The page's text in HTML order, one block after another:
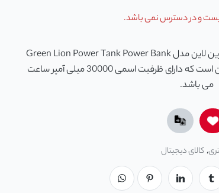
و در دسترس نمی باشد.
باتری پاور بانک 30000 میلی آمپر ساعت گرین لاین مدل Green Lion Power Tank Power Bank
30000mAh PD 22.5W از نوع لیتیوم یون است که دارای ظرفیت اسمی 30000 میلی آمپر ساعت
می‌ باشد.
, کالای دیجیتال